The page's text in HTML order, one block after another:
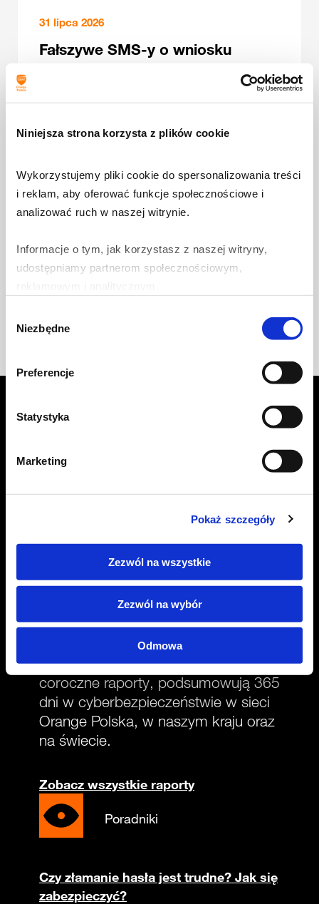
Niniejsza strona korzysta z plików cookie
Wykorzystujemy pliki cookie do spersonalizowania treści
i reklam, aby oferować funkcje społecznościowe i
analizować ruch w naszej witrynie.
Informacje o tym, jak korzystasz z naszej witryny,
udostępniamy partnerom społecznościowym,
Partnerzy mogą połączyć te informacje z innymi danymi
zgody
Niezbędne
Preferencje
Statystyka
Marketing
Pokaż szczegóły
Zezwól na wszystkie
Zezwól na wybór
Odmowa
31 lipca 2026
Fałszywe SMS-y o wniosku
osobowe i kart płatniczych.
30 lipca 2026
Oszuści mogą podszywać się
rozpoznać fałszywy SMS i
chronić swoje dane.
Dowiedz się więcej
Dowiedz się więcej
Raporty CERT Orange Polska
Nasze, wydawane od 2014 roku,
coroczne raporty, podsumowują 365
dni w cyberbezpieczeństwie w sieci
Orange Polska, w naszym kraju oraz
na świecie.
Zobacz wszystkie raporty
Poradniki
Czy złamanie hasła jest trudne? Jak się
zabezpieczyć?